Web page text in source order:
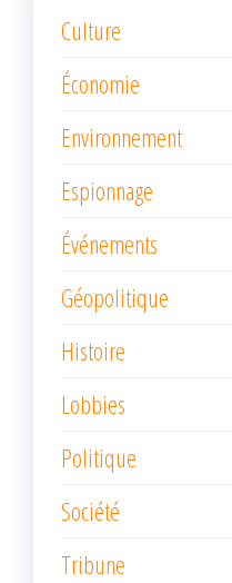
Culture
Économie
Environnement
Espionnage
Événements
Géopolitique
Histoire
Lobbies
Politique
Société
Tribune